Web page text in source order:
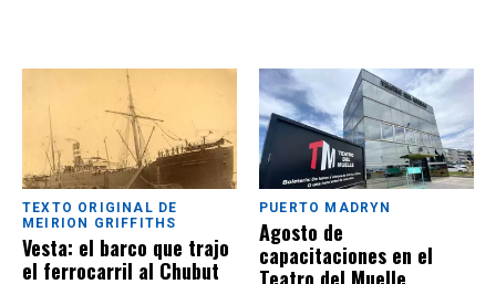
TEXTO ORIGINAL DE
MEIRION GRIFFITHS
Vesta: el barco que trajo
el ferrocarril al Chubut
PUERTO MADRYN
Agosto de
capacitaciones en el